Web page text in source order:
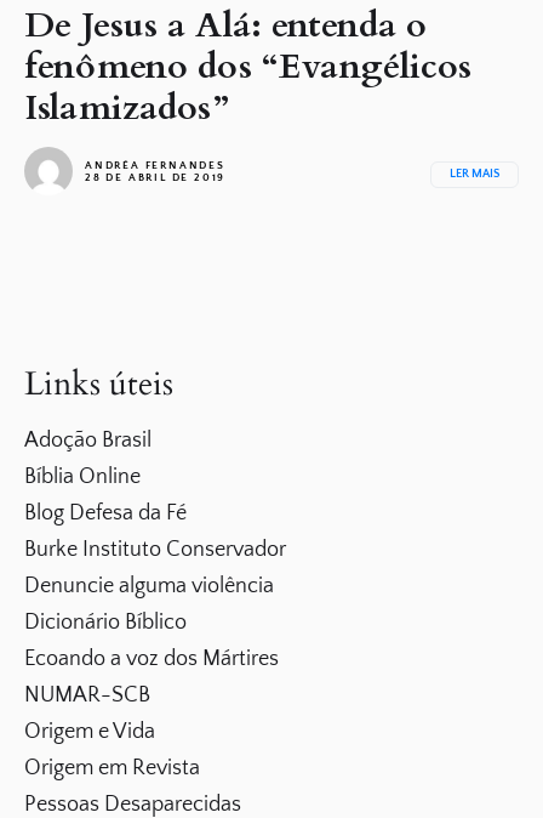
De Jesus a Alá: entenda o
fenômeno dos “Evangélicos
Islamizados”
ANDRÉA FERNANDES
28 DE ABRIL DE 2019
LER MAIS
Links úteis
Adoção Brasil
Bíblia Online
Blog Defesa da Fé
Burke Instituto Conservador
Denuncie alguma violência
Dicionário Bíblico
Ecoando a voz dos Mártires
NUMAR-SCB
Origem e Vida
Origem em Revista
Pessoas Desaparecidas